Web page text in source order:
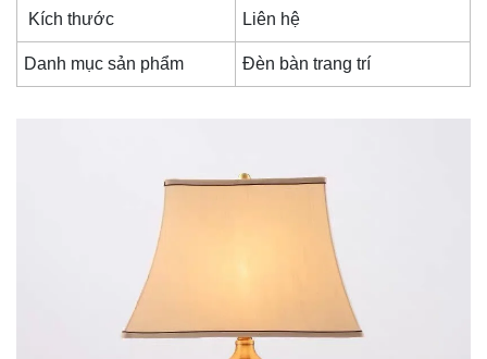
Kích thước Liên hệ
Danh mục sản phẩm Đèn bàn trang trí